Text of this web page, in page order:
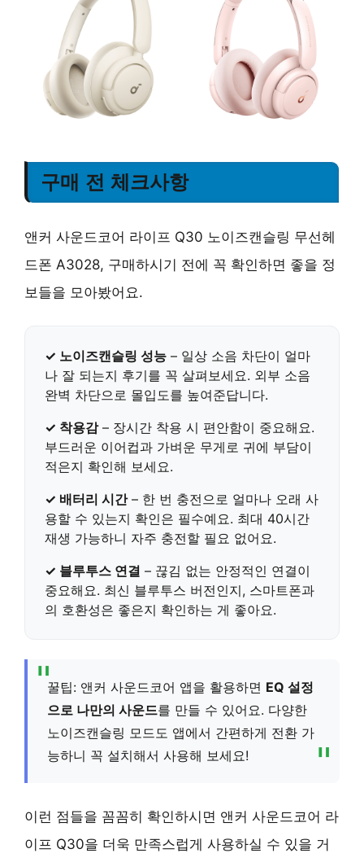
구매 전 체크사항
앤커 사운드코어 라이프 Q30 노이즈캔슬링 무선헤
드폰 A3028, 구매하시기 전에 꼭 확인하면 좋을 정
보들을 모아봤어요.
✓ 노이즈캔슬링 성능 – 일상 소음 차단이 얼마
나 잘 되는지 후기를 꼭 살펴보세요. 외부 소음
완벽 차단으로 몰입도를 높여준답니다.
✓ 착용감– 장시간 착용 시 편안함이 중요해요.
부드러운 이어컵과 가벼운 무게 로 귀에 부담이
적은지 확인해 보세요.
✓ 배터리 시간– 한 번 충전으로 얼마나 오래 사
용할 수 있는지 확인은 필수예요. 최대 40시간
재생 가능하니 자주 충전할 필요 없어요.
✓ 블루투스 연결 – 끊김 없는 안정적인 연결이
중요해요. 최신 블루투스 버전인지, 스마트폰과
의 호환성은 좋은지 확인하는 게 좋아요.
꿀팁: 앤커 사운드코어 앱을 활용하면 EQ 설정
으로 나만의 사운드를 만들 수 있어요. 다양한
노이즈캔슬링 모드도 앱에서 간편하게 전환 가
능하니 꼭 설치해서 사용해 보세요!
이런 점들을 꼼꼼히 확인하시면 앤커 사운드코어 라
이프 Q30을 더욱 만족스럽게 사용하실 수 있을 거